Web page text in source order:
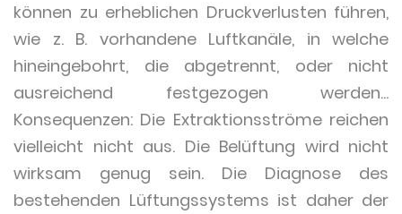
können zu erheblichen Druckverlusten führen,
wie z. B. vorhandene Luftkanäle, in welche
hineingebohrt, die abgetrennt, oder nicht
ausreichend festgezogen werden...
Konsequenzen: Die Extraktionsströme reichen
vielleicht nicht aus. Die Belüftung wird nicht
wirksam genug sein. Die Diagnose des
bestehenden Lüftungssystems ist daher der